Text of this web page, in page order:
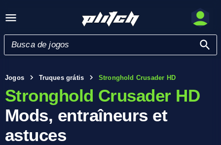
Jogos Truques grátis Stronghold Crusader HD
Stronghold Crusader HD
Mods, entraîneurs et
astuces